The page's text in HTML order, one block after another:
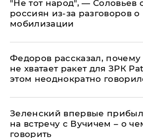
​"Не тот народ", — Соловьев
россиян из-за разговоров о
мобилизации
Федоров рассказал,
не хватает ракет для ЗРК
этом неоднократно
Зеленский впервые
на встречу с Вучичем – о
говорить